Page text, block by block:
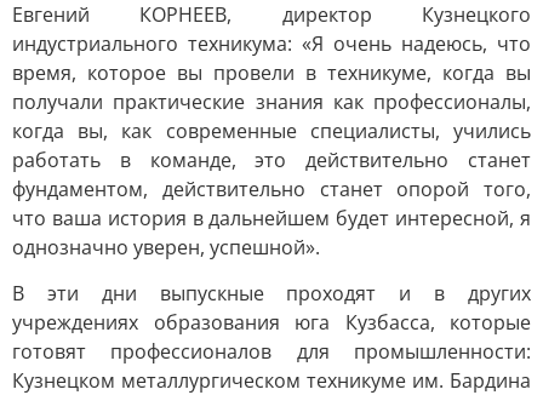
Евгений КОРНЕЕВ, директор Кузнецкого
индустриального техникума: «Я очень надеюсь, что
время, которое вы провели в техникуме, когда вы
получали практические знания как профессионалы,
когда вы, как современные специалисты, учились
работать в команде, это действительно станет
фундаментом, действительно станет опорой того,
что ваша история в дальнейшем будет интересной, я
однозначно уверен, успешной».
В эти дни выпускные проходят и в других
учреждениях образования юга Кузбасса, которые
готовят профессионалов для промышленности:
Кузнецком металлургическом техникуме им. Бардина